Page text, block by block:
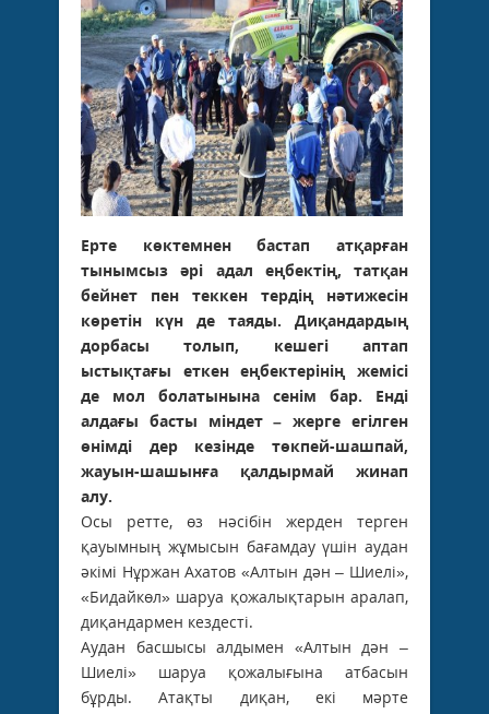
Ерте көктемнен бастап атқарған
тынымсыз әрі адал еңбектің, татқан
бейнет пен теккен тердің нәтижесін
көретін күн де таяды. Диқандардың
дорбасы толып, кешегі аптап
ыстықтағы еткен еңбектерінің жемісі
де мол болатынына сенім бар. Енді
алдағы басты міндет – жерге егілген
өнімді дер кезінде төкпей-шашпай,
жауын-шашынға қалдырмай жинап
алу.
Осы ретте, өз нәсібін жерден терген
қауымның жұмысын бағамдау үшін аудан
әкімі Нұржан Ахатов «Алтын дән – Шиелі»,
«Бидайкөл» шаруа қожалықтарын аралап,
диқандармен кездесті.
Аудан басшысы алдымен «Алтын дән –
Шиелі» шаруа қожалығына атбасын
бұрды. Атақты диқан, екі мәрте